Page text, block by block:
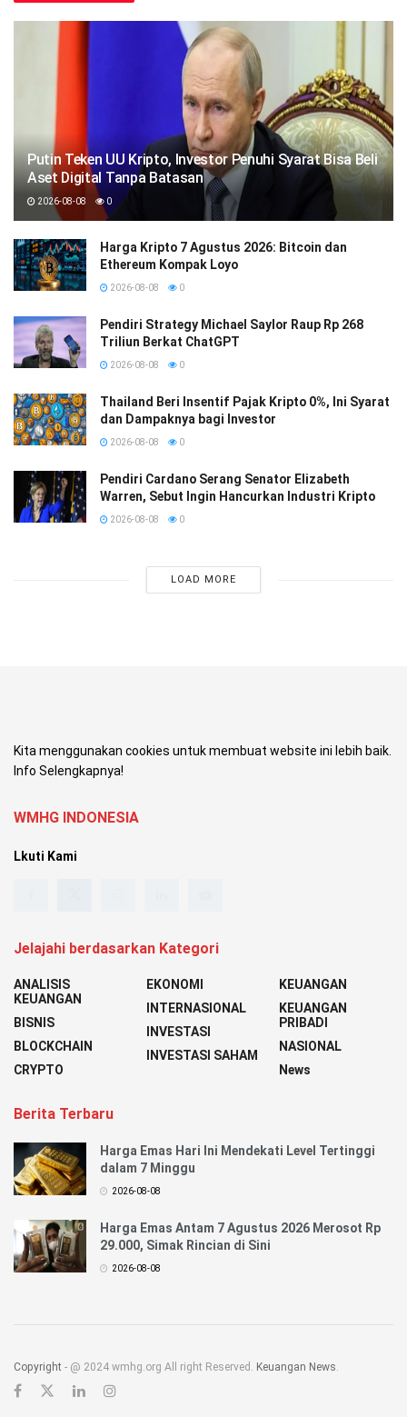
Putin Teken UU Kripto, Investor Penuhi Syarat Bisa Beli
Aset Digital Tanpa Batasan
2026-08-08 0
Harga Kripto 7 Agustus 2026: Bitcoin dan
Ethereum Kompak Loyo
2026-08-08 0
Pendiri Strategy Michael Saylor Raup Rp 268
Triliun Berkat ChatGPT
2026-08-08 0
Thailand Beri Insentif Pajak Kripto 0%, Ini Syarat
dan Dampaknya bagi Investor
2026-08-08 0
Pendiri Cardano Serang Senator Elizabeth
Warren, Sebut Ingin Hancurkan Industri Kripto
2026-08-08 0
LOAD MORE
Kita menggunakan cookies untuk membuat website ini lebih baik.
Info Selengkapnya!
WMHG INDONESIA
Lkuti Kami
Jelajahi berdasarkan Kategori
ANALISIS
KEUANGAN
BISNIS
BLOCKCHAIN
CRYPTO
EKONOMI
INTERNASIONAL
INVESTASI
INVESTASI SAHAM
KEUANGAN
KEUANGAN
PRIBADI
NASIONAL
News
Berita Terbaru
Harga Emas Hari Ini Mendekati Level Tertinggi
dalam 7 Minggu
2026-08-08
Harga Emas Antam 7 Agustus 2026 Merosot Rp
29.000, Simak Rincian di Sini
2026-08-08
Copyright - @ 2024 wmhg.org All right Reserved. Keuangan News.